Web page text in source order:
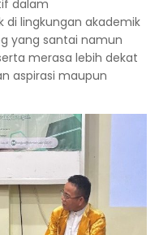
dalam
di lingkungan akademik
yang santai namun
merasa lebih dekat
aspirasi maupun